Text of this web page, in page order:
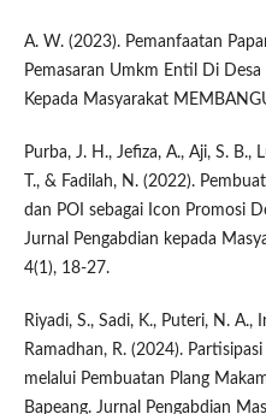
A. W. (2023). Pemanfaatan
Pemasaran Umkm Entil Di
Kepada Masyarakat
Purba, J. H., Jefiza, A., Aji, S.
T., & Fadilah, N. (2022).
dan POI sebagai Icon Promosi
Jurnal Pengabdian kepada
4(1), 18-27.
Riyadi, S., Sadi, K., Puteri, N. A.,
Ramadhan, R. (2024).
melalui Pembuatan Plang
Bapeang. Jurnal Pengabdian